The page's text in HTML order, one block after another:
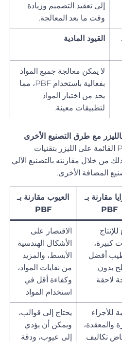
إلى تعقيد التصميم وزيادة
وقت ما بعد المعالجة.
القيود المادية
لا يمكن معالجة جميع المواد
بفعالية باستخدام PBF، مما
يحد من اختيار المواد
لتطبيقات معينة.
مع طرق التصنيع الأخرى
كيف يمكن مقارنة تقنية PBF القائمة على الليزر بتقنيات
من خلال مقارنته بالتصنيع الآلي
المضافة الأخرى.
مقارنة بـ
PBF
العيوب مقارنة بـ
PBF
كبيرة،
أفضل
بدون
لاحقة
الاقتصار على
الأشكال الهندسية
الأبسط، والمزيد
من نفايات المواد،
وكفاءة أقل في
استخدام المواد
للأجزاء
والمعقدة،
تكاليف
يحتاج إلى قوالب،
ويمكن أن يؤدي
إلى عيوب، ودقة